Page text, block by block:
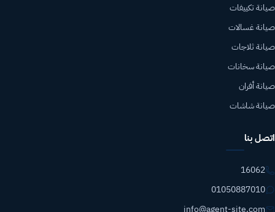
صيانة تكييفات
صيانة غسالات
صيانة ثلاجات
صيانة سخانات
صيانة أفران
صيانة شاشات
اتصل بنا
16062
01050887010
info@agent-site.com